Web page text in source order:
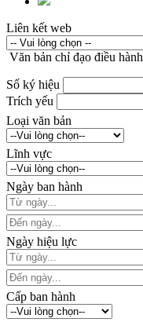
Liên kết web
Văn bản chỉ đạo điều hành
Số ký hiệu
Trích yếu
Loại văn bản
Lĩnh vực
Ngày ban hành
Ngày hiệu lực
Cấp ban hành